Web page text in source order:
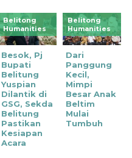
Belitong
Humanities
Besok, Pj
Bupati
Belitung
Yuspian
Dilantik di
GSG, Sekda
Belitung
Pastikan
Kesiapan
Acara
Belitong
Humanities
Dari
Panggung
Kecil,
Mimpi
Besar Anak
Beltim
Mulai
Tumbuh